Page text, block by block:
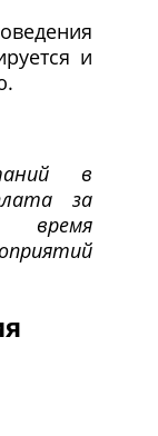
и
в
за
время